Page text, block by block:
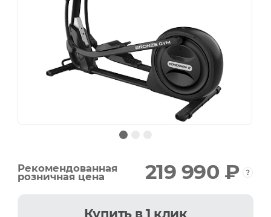
Рекомендованная
розничная цена 219 990 ₽
Купить в 1 клик